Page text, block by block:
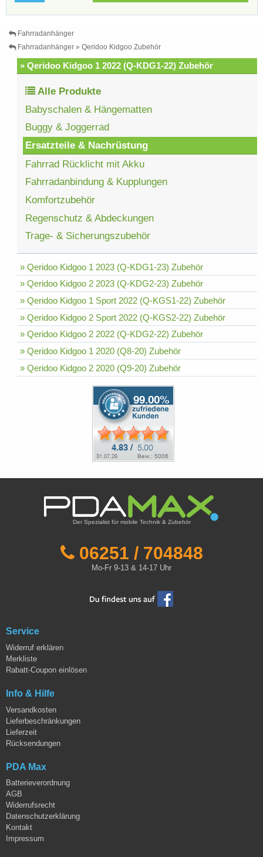
Fahrradanhänger
Fahrradanhänger » Qeridoo Kidgoo Zubehör
» Qeridoo Kidgoo 1 2022 (Q-KDG1-22) Zubehör
Alle Produkte
Babyschalen & Hängematten
Buggy & Joggerrad
Ersatzteile & Nachrüstung
Fahrrad Rücklicht mit Akku
Fahrradanbindung & Kupplungen
Komfortzubehör
Regenschutz & Abdeckungen
Trage- & Sicherungszubehör
» Qeridoo Kidgoo 1 2023 (Q-KDG1-23) Zubehör
» Qeridoo Kidgoo 2 2023 (Q-KDG2-23) Zubehör
» Qeridoo Kidgoo 1 Sport 2022 (Q-KGS1-22) Zubehör
» Qeridoo Kidgoo 2 Sport 2022 (Q-KGS2-22) Zubehör
» Qeridoo Kidgoo 2 2022 (Q-KDG2-22) Zubehör
» Qeridoo Kidgoo 1 2020 (Q8-20) Zubehör
» Qeridoo Kidgoo 2 2020 (Q9-20) Zubehör
Der Spezialist für mobile Technik & Zubehör
06251 / 704848
Mo-Fr 9-13 & 14-17 Uhr
Service
Widerruf erklären
Merkliste
Rabatt-Coupon einlösen
Info & Hilfe
Versandkosten
Lieferbeschränkungen
Lieferzeit
Rücksendungen
PDA Max
Batterieverordnung
AGB
Widerrufsrecht
Datenschutzerklärung
Kontakt
Impressum